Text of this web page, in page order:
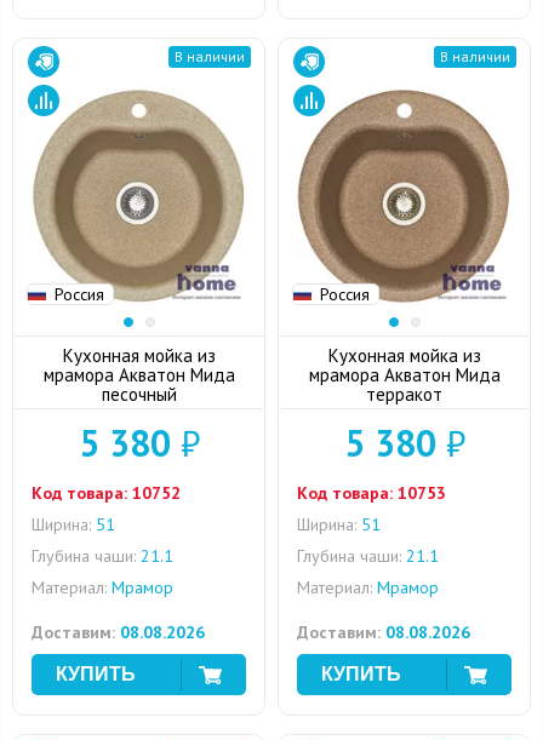
Россия
В наличии
Кухонная мойка из
мрамора Акватон Мида
песочный
5 380 ₽
Код товара: 10752
Ширина: 51
Глубина чаши: 21.1
Материал: Мрамор
Доставим: 08.08.2026
Россия
В наличии
Кухонная мойка из
мрамора Акватон Мида
терракот
5 380 ₽
Код товара: 10753
Ширина: 51
Глубина чаши: 21.1
Материал: Мрамор
Доставим: 08.08.2026